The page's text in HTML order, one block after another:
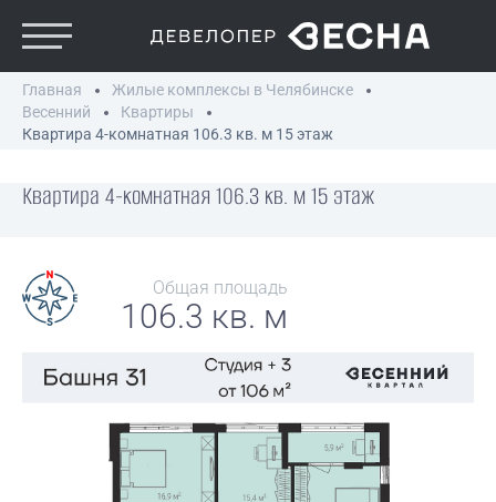
Главная
Жилые комплексы в Челябинске
Весенний
Квартиры
Квартира 4-комнатная 106.3 кв. м 15 этаж
Квартира 4-комнатная 106.3 кв. м 15 этаж
Общая площадь
106.3 кв. м